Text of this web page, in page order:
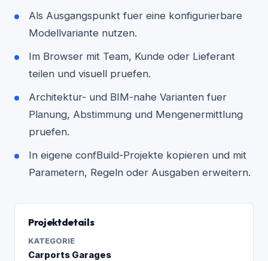
Als Ausgangspunkt fuer eine konfigurierbare
Modellvariante nutzen.
Im Browser mit Team, Kunde oder Lieferant
teilen und visuell pruefen.
Architektur- und BIM-nahe Varianten fuer
Planung, Abstimmung und Mengenermittlung
pruefen.
In eigene confBuild-Projekte kopieren und mit
Parametern, Regeln oder Ausgaben erweitern.
Projektdetails
KATEGORIE
Carports Garages